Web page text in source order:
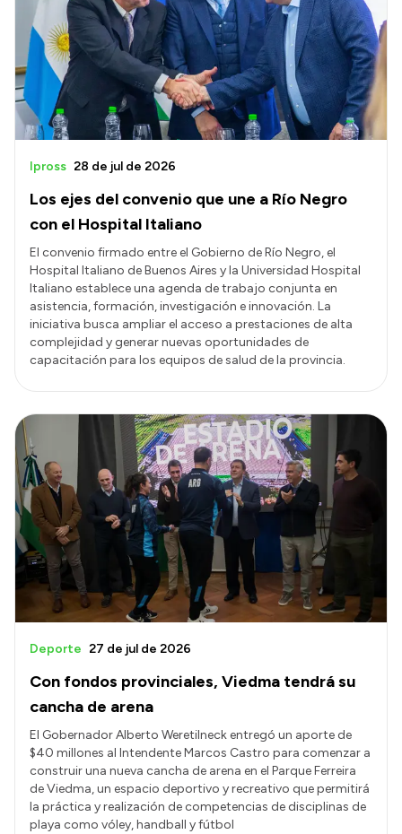
Los ejes del convenio que une a Río Negro
con el Hospital Italiano
Ipross 28 de jul de 2026
El convenio firmado entre el Gobierno de Río Negro, el
Hospital Italiano de Buenos Aires y la Universidad Hospital
Italiano establece una agenda de trabajo conjunta en
asistencia, formación, investigación e innovación. La
iniciativa busca ampliar el acceso a prestaciones de alta
complejidad y generar nuevas oportunidades de
capacitación para los equipos de salud de la provincia.
Con fondos provinciales, Viedma tendrá su
cancha de arena
Deporte 27 de jul de 2026
El Gobernador Alberto Weretilneck entregó un aporte de
$40 millones al Intendente Marcos Castro para comenzar a
construir una nueva cancha de arena en el Parque Ferreira
de Viedma, un espacio deportivo y recreativo que permitirá
la práctica y realización de competencias de disciplinas de
playa como vóley, handball y fútbol